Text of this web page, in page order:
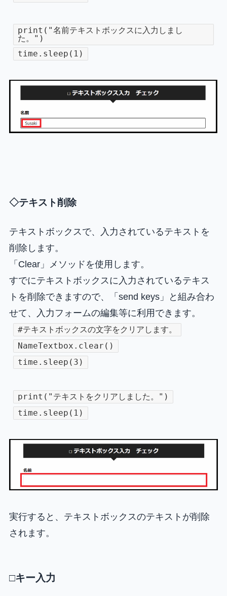
print("名前テキストボックスに入力しまし
た。")
time.sleep(1)
◇テキスト削除
テキストボックスで、入力されているテキストを
削除します。
「Clear」メソッドを使用します。
すでにテキストボックスに入力されているテキス
トを削除できますので、「send keys」と組み合わ
せて、入力フォームの編集等に利用できます。
#テキストボックスの文字をクリアします。
NameTextbox.clear()
time.sleep(3)
print("テキストをクリアしました。")
time.sleep(1)
実行すると、テキストボックスのテキストが削除
されます。
□キー入力